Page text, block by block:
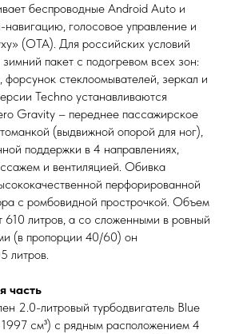
беспроводные Android Auto и
голосовое управление и
(OTA). Для российских условий
пакет с подогревом всех зон:
форсунок стеклоомывателей, зеркал и
Techno устанавливаются
Gravity – переднее пассажирское
(выдвижной опорой для ног),
поддержки в 4 направлениях,
и вентиляцией. Обивка
перфорированной
с ромбовидной прострочкой. Объем
610 литров, а со сложенными в ровный
(в пропорции 40/60) он
литров.
часть
2.0-литровый турбодвигатель Blue
см³) с рядным расположением 4